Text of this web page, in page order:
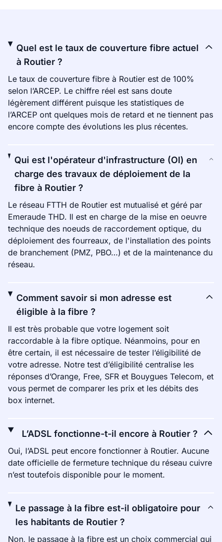
Quel est le taux de couverture fibre actuel
à Routier ?
Le taux de couverture fibre à Routier est de 100%
selon l’ARCEP. Le chiffre réel est sans doute
légèrement différent puisque les statistiques de
l’ARCEP ont quelques mois de retard et ne tiennent pas
encore compte des évolutions les plus récentes.
Qui est l'opérateur d'infrastructure (OI) en
charge des travaux de déploiement de la
fibre à Routier ?
Le réseau FTTH de Routier est mutualisé et géré par
Emeraude THD. Il est en charge de la mise en oeuvre
technique des noeuds de raccordement optique, du
déploiement des fourreaux, de l'installation des points
de branchement (PMZ, PBO…) et de la maintenance du
réseau.
Comment savoir si mon adresse est
éligible à la fibre ?
Il est très probable que votre logement soit
raccordable à la fibre optique. Néanmoins, pour en
être certain, il est nécessaire de tester l’éligibilité de
votre adresse. Notre test d’éligibilité centralise les
réponses d’Orange, Free, SFR et Bouygues Telecom, et
vous permet de comparer les prix et les débits des
box internet.
L’ADSL fonctionne-t-il encore à Routier ?
Oui, l’ADSL peut encore fonctionner à Routier. Aucune
date officielle de fermeture technique du réseau cuivre
n’est toutefois disponible pour le moment.
Le passage à la fibre est-il obligatoire pour
les habitants de Routier ?
Non, le passage à la fibre est un choix commercial qui